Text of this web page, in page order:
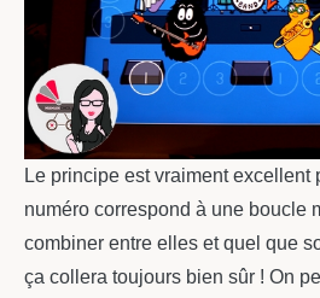
Le principe est vraiment excellent
numéro correspond à une boucle
combiner entre elles et quel que
ça collera toujours bien sûr ! On